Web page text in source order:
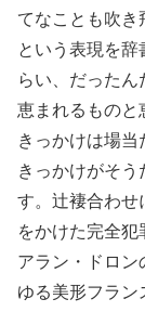
てなことも吹き
という表現を
らい、だったん
恵まれるものと
きっかけは場当
きっかけがそう
す。辻褄合わせ
をかけた完全犯
アラン・ドロン
ゆる美形フラン